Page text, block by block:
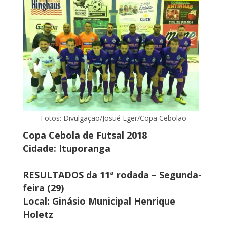
Fotos: Divulgação/Josué Eger/Copa Cebolão
Copa Cebola de Futsal 2018
Cidade: Ituporanga
RESULTADOS da 11ª rodada – Segunda-
feira (29)
Local: Ginásio Municipal Henrique
Holetz